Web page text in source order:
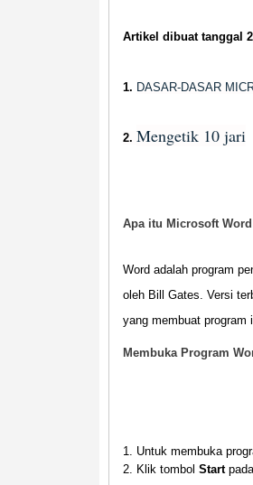
Artikel dibuat tanggal
1. DASAR-DASAR
2. Mengetik 10 jari
Apa itu Microsoft Word
Word adalah program
oleh Bill Gates. Versi
yang membuat program
Membuka Program
Untuk membuka
Klik tombol Start